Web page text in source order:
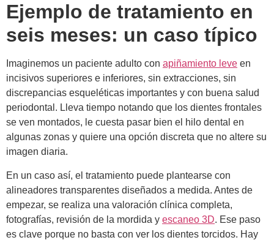
Ejemplo de tratamiento en
seis meses: un caso típico
Imaginemos un paciente adulto con apiñamiento leve en
incisivos superiores e inferiores, sin extracciones, sin
discrepancias esqueléticas importantes y con buena salud
periodontal. Lleva tiempo notando que los dientes frontales
se ven montados, le cuesta pasar bien el hilo dental en
algunas zonas y quiere una opción discreta que no altere su
imagen diaria.
En un caso así, el tratamiento puede plantearse con
alineadores transparentes diseñados a medida. Antes de
empezar, se realiza una valoración clínica completa,
fotografías, revisión de la mordida y escaneo 3D. Ese paso
es clave porque no basta con ver los dientes torcidos. Hay